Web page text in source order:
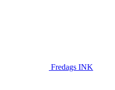
Fredags INK